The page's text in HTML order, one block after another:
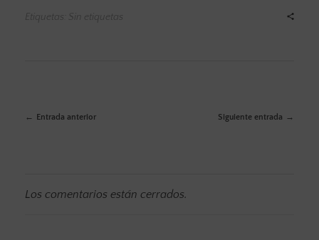
Etiquetas: Sin etiquetas
Entrada anterior Siguiente entrada
Los comentarios están cerrados.